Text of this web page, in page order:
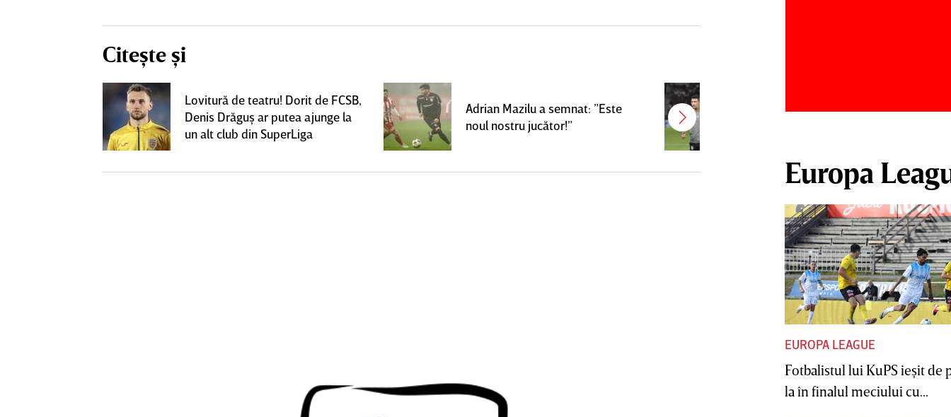
Citește și
Lovitură de teatru! Dorit de FCSB,
Denis Drăguş ar putea ajunge la
un alt club din SuperLiga
Adrian Mazilu a semnat: ”Este
noul nostru jucător!”
Antonio Folha a fost demis de la
Europa
EUROPA LEAGUE
Fotbalistul lui KuPS ieşit de
la în finalul meciului cu...